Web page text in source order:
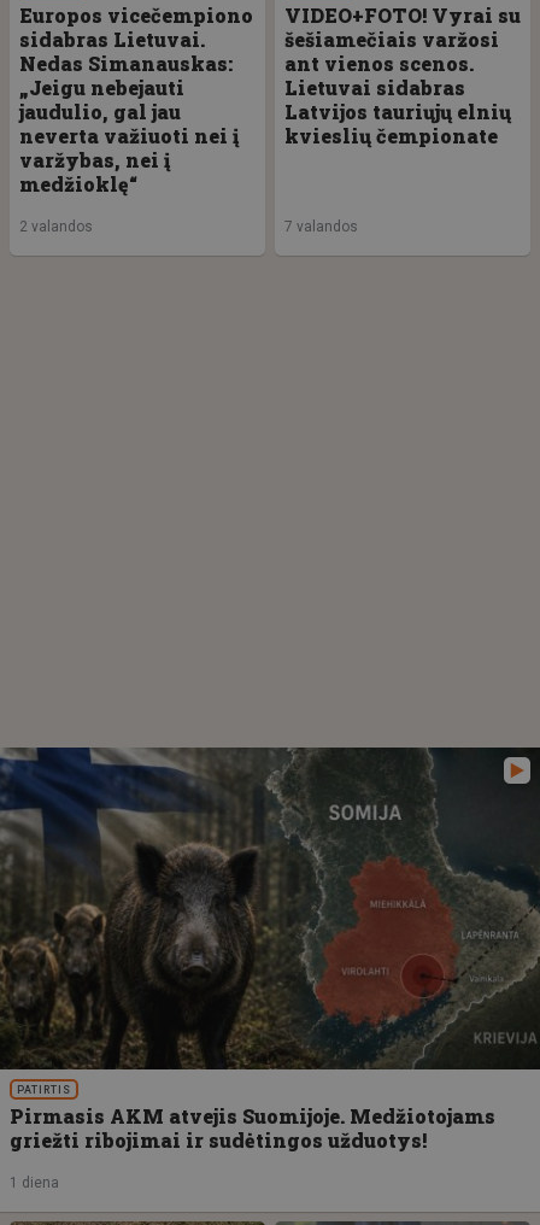
Europos vicečempiono
sidabras Lietuvai.
Nedas Simanauskas:
„Jeigu nebejauti
jaudulio, gal jau
neverta važiuoti nei į
varžybas, nei į
medžioklę“
2 valandos
VIDEO+FOTO! Vyrai su
šešiamečiais varžosi
ant vienos scenos.
Lietuvai sidabras
Latvijos tauriųjų elnių
kvieslių čempionate
7 valandos
PATIRTIS
Pirmasis AKM atvejis Suomijoje. Medžiotojams
griežti ribojimai ir sudėtingos užduotys!
1 diena